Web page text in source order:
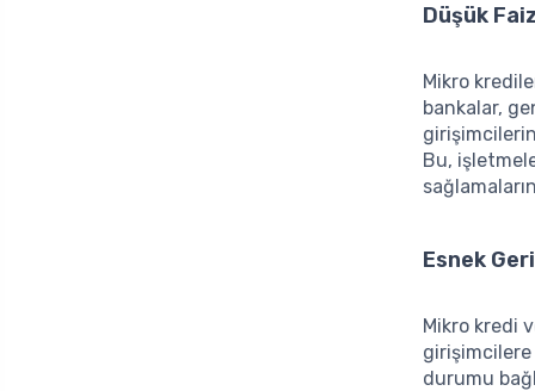
Düşük
Mikro
bankalar,
Bu,
Esnek
Mikro kredi
durumu